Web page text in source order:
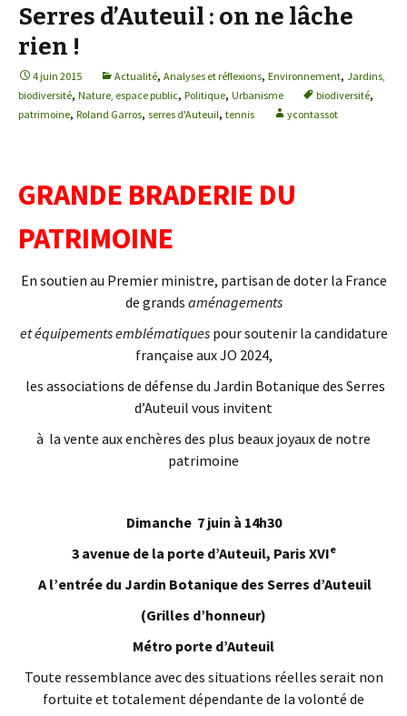
Serres d’Auteuil : on ne lâche
rien !
4 juin 2015 Actualité, Analyses et réflexions, Environnement, Jardins,
biodiversité, Nature, espace public, Politique, Urbanisme biodiversité,
patrimoine, Roland Garros, serres d'Auteuil, tennis ycontassot
GRANDE BRADERIE DU
PATRIMOINE
En soutien au Premier ministre, partisan de doter la France
de grands aménagements
et équipements emblématiques pour soutenir la candidature
française aux JO 2024,
les associations de défense du Jardin Botanique des Serres
d’Auteuil vous invitent
à la vente aux enchères des plus beaux joyaux de notre
patrimoine
Dimanche 7 juin à 14h30
3 avenue de la porte d’Auteuil, Paris XVIe
A l’entrée du Jardin Botanique des Serres d’Auteuil
(Grilles d’honneur)
Métro porte d’Auteuil
Toute ressemblance avec des situations réelles serait non
fortuite et totalement dépendante de la volonté de